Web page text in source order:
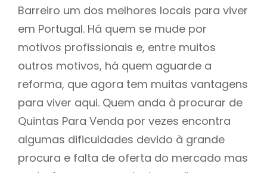
Barreiro um dos melhores locais para viver
em Portugal. Há quem se mude por
motivos profissionais e, entre muitos
outros motivos, há quem aguarde a
reforma, que agora tem muitas vantagens
para viver aqui. Quem anda à procurar de
Quintas Para Venda por vezes encontra
algumas dificuldades devido à grande
procura e falta de oferta do mercado mas